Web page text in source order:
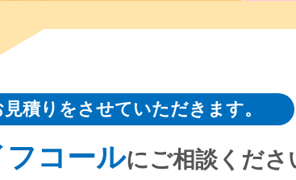
積りをさせていただきます。
コールにご相談くださ